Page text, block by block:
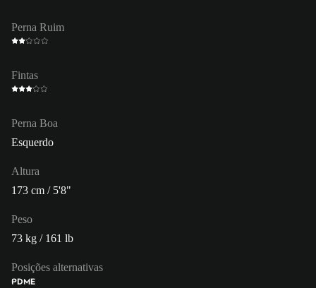
Perna Ruim
Fintas
Perna Boa
Esquerdo
Altura
173 cm / 5'8"
Peso
73 kg / 161 lb
Posições alternativas
PDME